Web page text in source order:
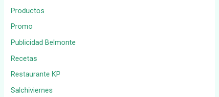
Productos
Promo
Publicidad Belmonte
Recetas
Restaurante KP
Salchiviernes